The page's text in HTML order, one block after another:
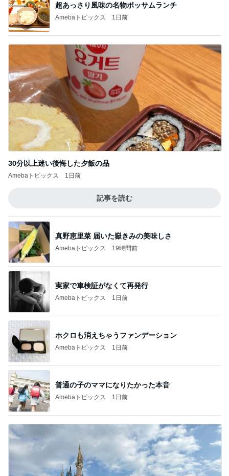
超あっさり風味の名物ポッサムランチ
Amebaトピックス 1日前
30分以上迷い後悔した夕飯の品
Amebaトピックス 1日前
記事を読む
真野恵里菜 届いた嶽きみの美味しさ
Amebaトピックス 19時間前
実家で車検証がなくて再発行
Amebaトピックス 1日前
ホクロも消えちゃうファンデーション
Amebaトピックス 1日前
普通の子のママになりたかった本音
Amebaトピックス 1日前